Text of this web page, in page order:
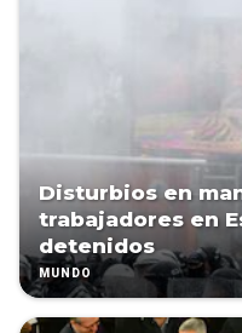
Disturbios en
trabajadores en
detenidos
MUNDO